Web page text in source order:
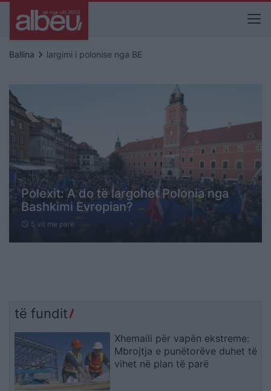
Ballina keyboard_arrow_right largimi i polonise nga BE
Polexit: A do të largohet Polonia nga
Bashkimi Evropian?
schedule 5 vit me parë
të fundit
Xhemaili për vapën ekstreme:
Mbrojtja e punëtorëve duhet të
vihet në plan të parë